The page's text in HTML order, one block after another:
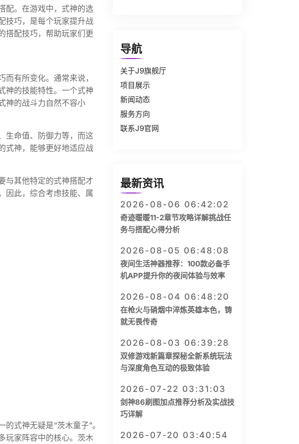
配。在游戏中，式神的选
技巧，是每个玩家提升战
搭配技巧，帮助玩家们更
有所变化。通常来说，
神的技能特性。一个式神
神的战斗力自然不容小
生命值、防御力等，而这
式神，能够更好地适应战
与其他特定的式神搭配才
因此，综合考虑技能、属
式神无疑是“茨木童子”。
玩家阵容中的核心。茨木
导航
关于J9旗舰厅
项目展示
新闻动态
服务方向
联系J9官网
最新资讯
2026-08-06 06:42:02
奇迹暖暖11-2章节攻略详解挑战任
务与搭配心得分析
2026-08-05 06:48:08
夜间生活神器推荐：100款必备手
机APP提升你的夜间体验与效率
2026-08-04 06:48:20
在枪火与硝烟中淬炼英雄本色，铸
就无畏传奇
2026-08-03 06:39:28
双修游戏新篇章探秘全新系统玩法
与深度角色互动的极致体验
2026-07-22 03:31:03
剑神86刷图加点推荐分析及实战技
巧详解
2026-07-20 03:40:54